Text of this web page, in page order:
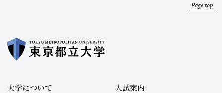
Page top
大学について
入試案内